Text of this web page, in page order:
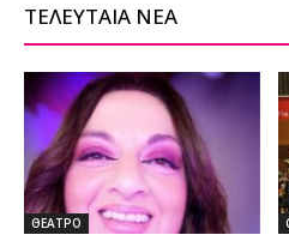
ΤΕΛΕΥΤΑΙΑ ΝΕΑ
ΘΕΑΤΡΟ